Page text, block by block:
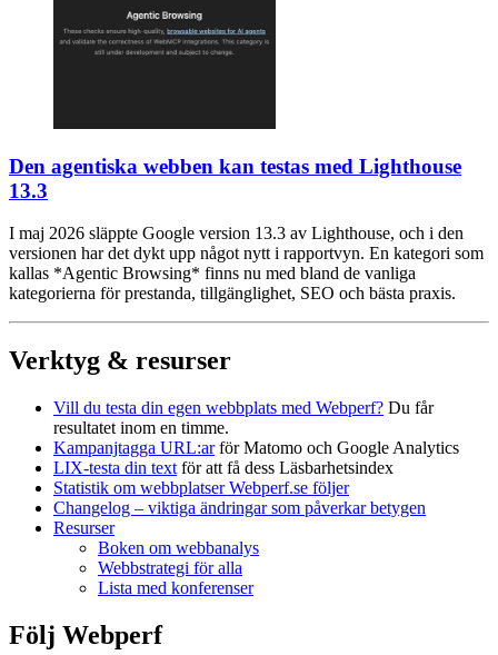
Den agentiska webben kan testas med Lighthouse
13.3
I maj 2026 släppte Google version 13.3 av Lighthouse, och i den
versionen har det dykt upp något nytt i rapportvyn. En kategori som
kallas *Agentic Browsing* finns nu med bland de vanliga
kategorierna för prestanda, tillgänglighet, SEO och bästa praxis.
Verktyg & resurser
Vill du testa din egen webbplats med Webperf? Du får
resultatet inom en timme.
Kampanjtagga URL:arför Matomo och Google Analytics
LIX-testa din text för att få dess Läsbarhetsindex
Statistik om webbplatser Webperf.se följer
Changelog – viktiga ändringar som påverkar betygen
Resurser
Boken om webbanalys
Webbstrategi för alla
Lista med konferenser
Följ Webperf